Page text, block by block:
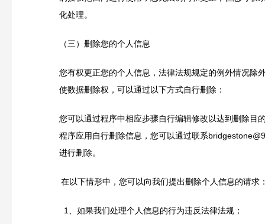
化处理。
（三）删除您的个人信息
您有权更正您的个人信息，法律法规规定的例外情况除
使数据删除权，可以通过以下方式自行删除：
您可以通过程序中相应步骤自行编辑修改以达到删除目
程序应用自行删除信息，您可以通过联系
进行删除。
在以下情形中，您可以向我们提出删除个人信息的请求
1 、如果我们处理个人信息的行为违反法律法规；